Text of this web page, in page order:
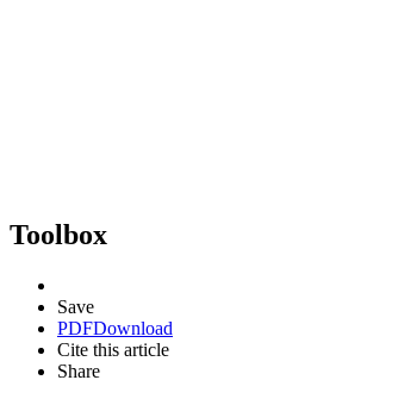
Toolbox
Save
PDFDownload
Cite this article
Share